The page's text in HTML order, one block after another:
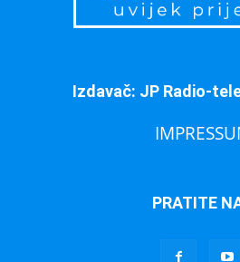
Izdavač: JP Radio-
PRATITE